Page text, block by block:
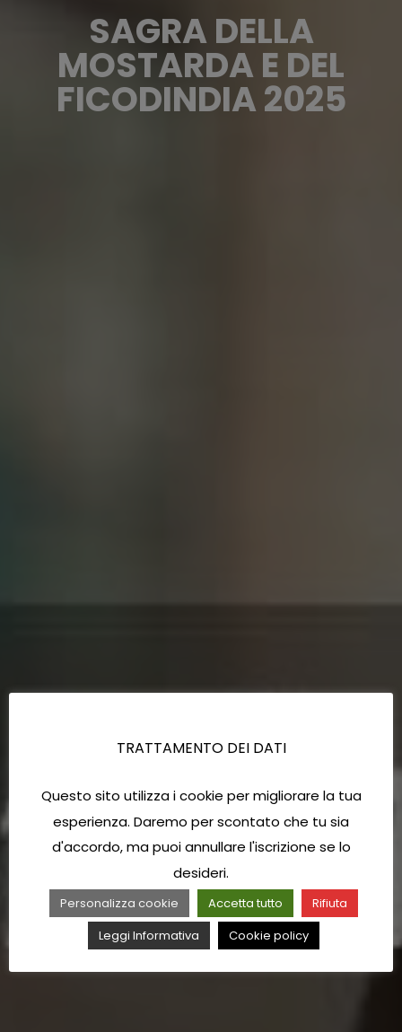
SAGRA DELLA
MOSTARDA E DEL
FICODINDIA 2025
TRATTAMENTO DEI DATI
Questo sito utilizza i cookie per migliorare la tua
esperienza. Daremo per scontato che tu sia
d'accordo, ma puoi annullare l'iscrizione se lo
desideri.
Personalizza cookie Accetta tutto
Rifiuta
Leggi Informativa
Cookie policy